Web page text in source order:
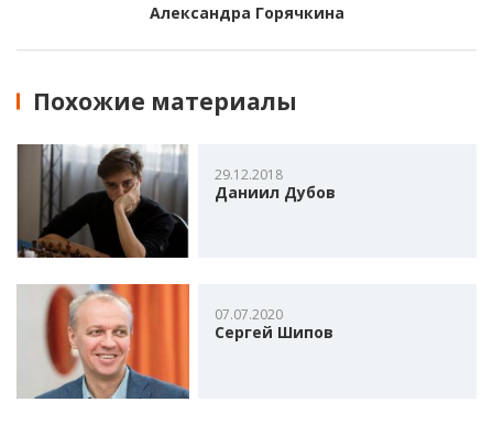
Александра Горячкина
Похожие материалы
29.12.2018
Даниил Дубов
07.07.2020
Сергей Шипов